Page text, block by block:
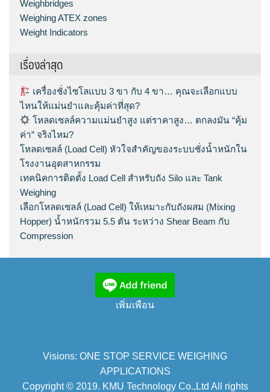
Weighbridges
Weighing ATEX zones
Weight Indicators
เรื่องล่าสุด
เครื่องชั่งไซโลแบบ 3 ขา กับ 4 ขา… คุณจะเลือกแบบ
ไหนให้แม่นยำและคุ้มค่าที่สุด?
โหลดเซลล์ความแม่นยำสูง แต่ราคาสูง… ตกลงมัน “คุ้ม
ค่า” จริงไหม?
โหลดเซลล์ (Load Cell) หัวใจสำคัญของระบบชั่งน้ำหนักใน
โรงงานอุตสาหกรรม
เทคนิคการติดตั้ง Load Cell สำหรับถัง Silo และ Tank
Weighing
เลือกโหลดเซลล์ (Load Cell) ให้เหมาะกับถังผสม (Mixing
Hopper) น้ำหนักรวม 5.5 ตัน ระหว่าง Shear Beam กับ
Compression
เพิ่มเพือน
Visions: ONE STOP SERVICE WEIGHING
APPLICATIONS
Copyright © 2019. KMU Technology Co.,Ltd All rights